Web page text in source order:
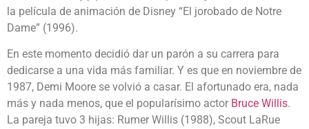
la película de animación de Disney “El jorobado de Notre
Dame” (1996).
En este momento decidió dar un parón a su carrera para
dedicarse a una vida más familiar. Y es que en noviembre de
1987, Demi Moore se volvió a casar. El afortunado era, nada
más y nada menos, que el popularísimo actor Bruce Willis.
La pareja tuvo 3 hijas: Rumer Willis (1988), Scout LaRue